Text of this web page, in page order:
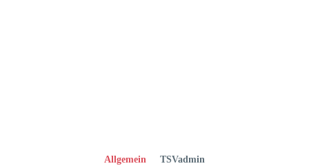
Allgemein TSVadmin